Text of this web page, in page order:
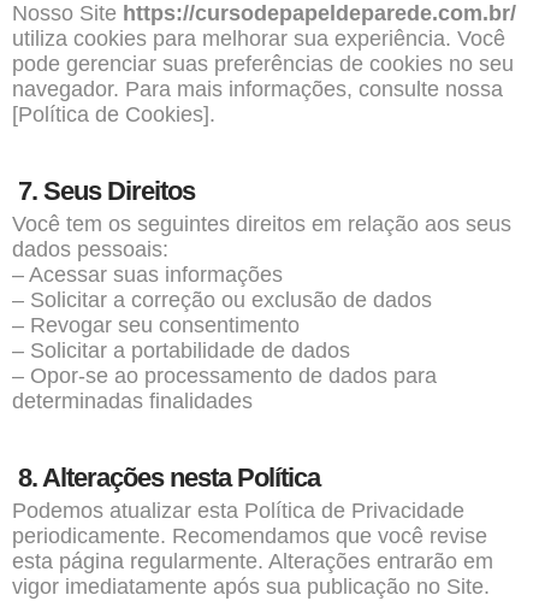
Nosso Site https://cursodepapeldeparede.com.br/
utiliza cookies para melhorar sua experiência. Você
pode gerenciar suas preferências de cookies no seu
navegador. Para mais informações, consulte nossa
[Política de Cookies].
7. Seus Direitos
Você tem os seguintes direitos em relação aos seus
dados pessoais:
– Acessar suas informações
– Solicitar a correção ou exclusão de dados
– Revogar seu consentimento
– Solicitar a portabilidade de dados
– Opor-se ao processamento de dados para
determinadas finalidades
8. Alterações nesta Política
Podemos atualizar esta Política de Privacidade
periodicamente. Recomendamos que você revise
esta página regularmente. Alterações entrarão em
vigor imediatamente após sua publicação no Site.